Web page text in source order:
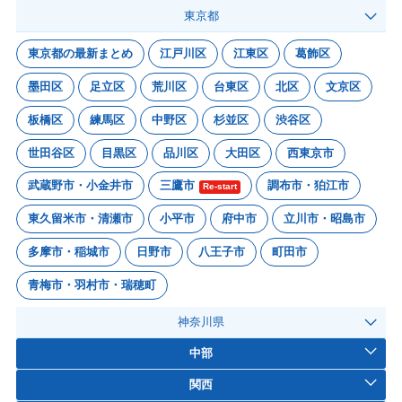
東京都
東京都の最新まとめ 江戸川区 江東区 葛飾区
墨田区 足立区 荒川区 台東区 北区 文京区
板橋区 練馬区 中野区 杉並区 渋谷区
世田谷区 目黒区 品川区 大田区 西東京市
武蔵野市・小金井市 三鷹市 Re-start 調布市・狛江市
東久留米市・清瀬市 小平市 府中市 立川市・昭島市
多摩市・稲城市 日野市 八王子市 町田市
青梅市・羽村市・瑞穂町
神奈川県
中部
関西